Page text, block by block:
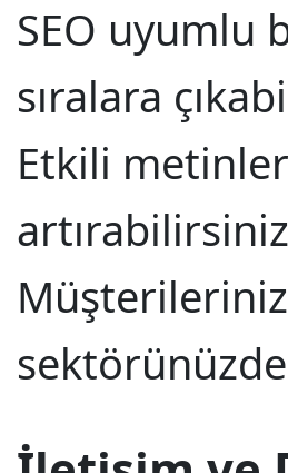
SEO uyumlu
sıralara
Etkili